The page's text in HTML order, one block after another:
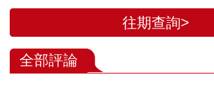
深观察 美战损航空器
少42架军用航空器
往期查詢>
全部評論